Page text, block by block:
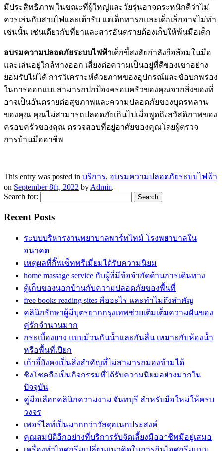
มีประสิทธิภาพ ในขณะที่ผู้ใหญ่และวัยรุ่นอาจตระหนักดีว่าไม่
ควรเล่นกับสายไฟและเต้ารับ แต่เด็กทารกและเด็กเล็กอาจไม่ทำ
เช่นนั้น เช่นเดียวกับที่ยาและสารอันตรายต้องเก็บให้พ้นมือเด็ก
อบรมความปลอดภัยระบบไฟฟ้าเด็กขี้สงสัยกำลังถือส้อมในมือ
และเล่นอยู่ใกล้ทางออก เสี่ยงต่อความเป็นอยู่ที่ดีของเขาอย่าง
ยอมรับไม่ได้ การวิเคราะห์ด้วยภาพของอุปกรณ์และข้อบกพร่อง
ในการออกแบบสามารถปกป้องครอบครัวของคุณจากสิ่งของที่
อาจเป็นอันตรายต่อสุขภาพและความปลอดภัยของบุตรหลาน
ของคุณ คุณไม่สามารถปลอดภัยเกินไปเมื่อพูดถึงสวัสดิภาพของ
ครอบครัวของคุณ ตรวจสอบที่อยู่อาศัยของคุณโดยผู้ตรวจ
การบ้านมืออาชีพ
This entry was posted in บริการ, อบรมความปลอดภัยระบบไฟฟ้า
on September 8th, 2022 by Admin.
Search for:
Recent Posts
ระบบบริหารงานพยาบาลพาร์ทไทม์ โรงพยาบาลใน
อนาคต
เหตุผลที่กิ๊ฟเซ็ทพรีเมี่ยมได้รับความนิยม
home massage service กับผู้ที่มีข้อจำกัดด้านการเดินทาง
ตู้เก็บของนอกบ้านกับความปลอดภัยของพื้นที่
free books reading sites คืออะไร และทำไมถึงสำคัญ
คลินิกรักษาผู้มีบุตรยากกรุงเทพช่วยเติมเต็มความฝันของ
คู่รักจำนวนมาก
กระเบื้องยาง แบบม้วนกันน้ำและกันลื่น เหมาะกับห้องน้ำ
หรือพื้นที่เปียก
เก้าอี้ยังคงเป็นสิ่งสำคัญที่ไม่สามารถมองข้ามได้
ชิงโชคถือเป็นกิจกรรมที่ได้รับความนิยมอย่างมากใน
ปัจจุบัน
คู่มือเลือกคลินิกความงาม จันทบุรี สำหรับมือใหม่ให้ครบ
วงจร
เพอร์ไลท์เป็นมากกว่าวัสดุอเนกประสงค์
คุณสมบัติอีกอย่างที่บริการรับจัดเลี้ยงมืออาชีพมีอยู่เสมอ
เครื่องทำไอศกรีมเปลี่ยนแนวคิดในการกินไอศกรีมแบบ